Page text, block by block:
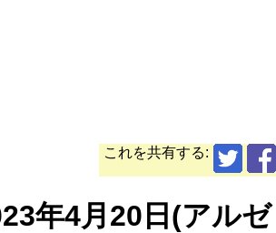
これを共有する:
年4月20日(アルゼ